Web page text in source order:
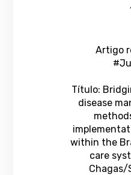
Artigo
Título:
disease
within the
care
Chagas/